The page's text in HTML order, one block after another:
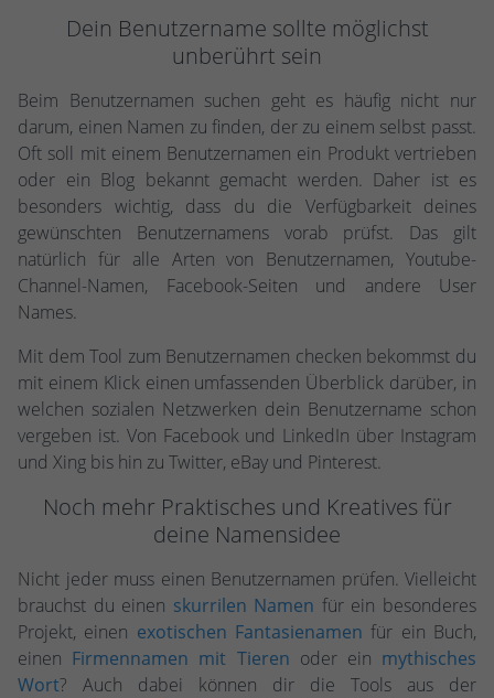
Dein Benutzername sollte möglichst
unberührt sein
Beim Benutzernamen suchen geht es häufig nicht nur
darum, einen Namen zu finden, der zu einem selbst passt.
Oft soll mit einem Benutzernamen ein Produkt vertrieben
oder ein Blog bekannt gemacht werden. Daher ist es
besonders wichtig, dass du die Verfügbarkeit deines
gewünschten Benutzernamens vorab prüfst. Das gilt
natürlich für alle Arten von Benutzernamen, Youtube-
Channel-Namen, Facebook-Seiten und andere User
Names.
Mit dem Tool zum Benutzernamen checken bekommst du
mit einem Klick einen umfassenden Überblick darüber, in
welchen sozialen Netzwerken dein Benutzername schon
vergeben ist. Von Facebook und LinkedIn über Instagram
und Xing bis hin zu Twitter, eBay und Pinterest.
Noch mehr Praktisches und Kreatives für
deine Namensidee
Nicht jeder muss einen Benutzernamen prüfen. Vielleicht
brauchst du einen skurrilen Namen für ein besonderes
Projekt, einen exotischen Fantasienamen für ein Buch,
einen Firmennamen mit Tieren oder ein mythisches
Wort? Auch dabei können dir die Tools aus der